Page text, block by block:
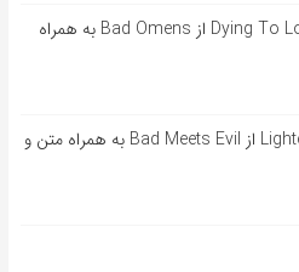
آهنگ انگلیسی Dying To Love از Bad Omens به همراه
آهنگ انگلیسی Lighters از Bad Meets Evil به همراه متن و